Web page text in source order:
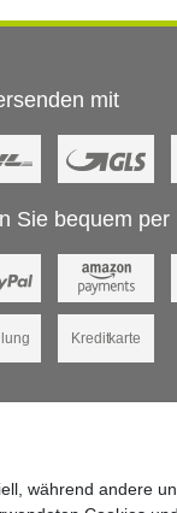
mit
Sie bequem per
Kreditkarte
während andere